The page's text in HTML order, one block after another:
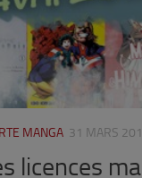
MANGA 31 MARS
licences